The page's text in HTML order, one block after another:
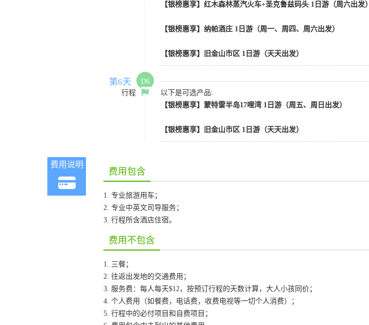
【银榜惠享】红木森林蒸汽火车+圣克鲁兹码头 1日游（周六出发）
【银榜惠享】纳帕酒庄 1日游（周一、周四、周六出发）
【银榜惠享】旧金山市区 1日游（天天出发）
第6天
D6
行程
以下是可选产品:
【银榜惠享】蒙特雷半岛17哩湾 1日游（周五、周日出发）
【银榜惠享】旧金山市区 1日游（天天出发）
费用说明
费用包含
1. 专业旅游用车；
2. 专业中英文司导服务；
3. 行程所含酒店住宿。
费用不包含
1. 三餐；
2. 往返出发地的交通费用；
3. 服务费：每人每天$12，按预订行程的天数计算，大人小孩同价；
4. 个人费用（如餐费，电话费，收费电视等一切个人消费）；
5. 行程中的必付项目和自费项目；